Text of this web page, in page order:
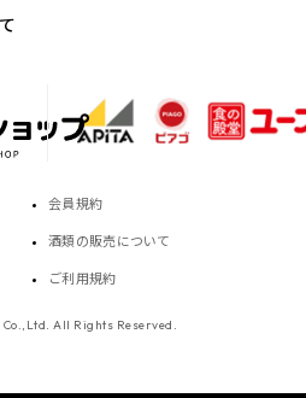
会員規約
酒類の販売について
ご利用規約
All Rights Reserved.